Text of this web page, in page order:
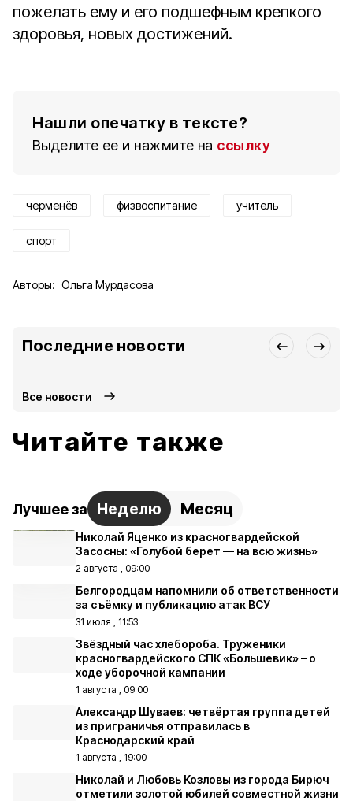
пожелать ему и его подшефным крепкого
здоровья, новых достижений.
Нашли опечатку в тексте?
Выделите ее и нажмите на ссылку
черменёв физвоспитание учитель
спорт
Авторы: Ольга Мурдасова
Последние новости
Все новости
Читайте также
Лучшее за Неделю Месяц
Николай Яценко из красногвардейской
Засосны: «Голубой берет — на всю жизнь»
2 августа , 09:00
Белгородцам напомнили об ответственности
за съёмку и публикацию атак ВСУ
31 июля , 11:53
Звёздный час хлебороба. Труженики
красногвардейского СПК «Большевик» – о
ходе уборочной кампании
1 августа , 09:00
Александр Шуваев: четвёртая группа детей
из приграничья отправилась в
Краснодарский край
1 августа , 19:00
Николай и Любовь Козловы из города Бирюч
отметили золотой юбилей совместной жизни